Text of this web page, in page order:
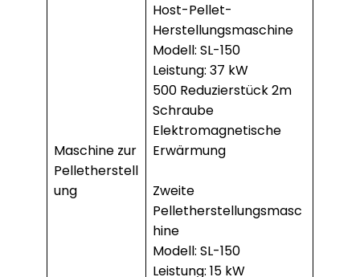
Maschine zur
Pelletherstell
ung
Host-Pellet-
Herstellungsmaschine
Modell: SL-150
Leistung: 37 kW
500 Reduzierstück 2m
Schraube
Elektromagnetische
Erwärmung
Zweite
Pelletherstellungsmasc
hine
Modell: SL-150
Leistung: 15 kW